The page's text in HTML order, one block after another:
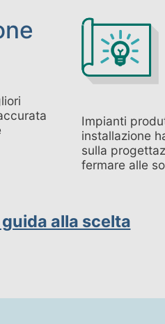
Impianti
installazione
sulla
fermare alle
alla scelta